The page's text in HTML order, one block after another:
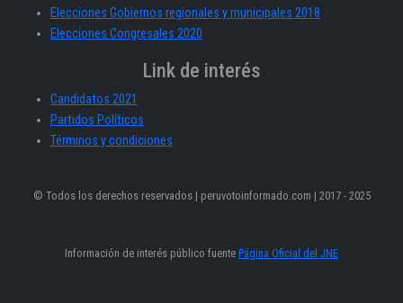
Elecciones Gobiernos regionales y municipales 2018
Elecciones Congresales 2020
Link de interés
Candidatos 2021
Partidos Políticos
Términos y condiciones
© Todos los derechos reservados | peruvotoinformado.com | 2017 - 2025
Información de interés público fuente Página Oficial del JNE